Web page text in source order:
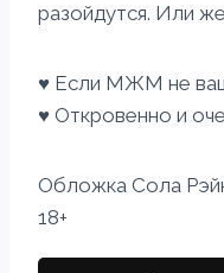
разойдутся. Или
♥ Если МЖМ не
♥ Откровенно и
Обложка Сола
18+